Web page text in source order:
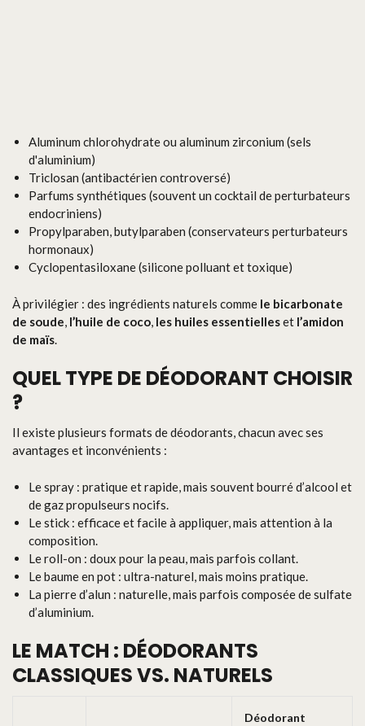
Aluminum chlorohydrate ou aluminum zirconium (sels
d'aluminium)
Triclosan (antibactérien controversé)
Parfums synthétiques (souvent un cocktail de perturbateurs
endocriniens)
Propylparaben, butylparaben (conservateurs perturbateurs
hormonaux)
Cyclopentasiloxane (silicone polluant et toxique)
À privilégier : des ingrédients naturels comme le bicarbonate
de soude, l’huile de coco, les huiles essentielleset l’amidon
de maïs.
QUEL TYPE DE DÉODORANT CHOISIR
?
Il existe plusieurs formats de déodorants, chacun avec ses
avantages et inconvénients :
Le spray : pratique et rapide, mais souvent bourré d’alcool et
de gaz propulseurs nocifs.
Le stick : efficace et facile à appliquer, mais attention à la
composition.
Le roll-on : doux pour la peau, mais parfois collant.
Le baume en pot : ultra-naturel, mais moins pratique.
La pierre d’alun : naturelle, mais parfois composée de sulfate
d’aluminium.
LE MATCH : DÉODORANTS
CLASSIQUES VS. NATURELS
Déodorant